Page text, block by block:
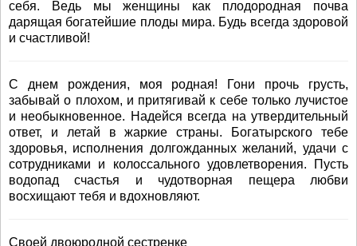
себя. Ведь мы женщины как плодородная почва
дарящая богатейшие плоды мира. Будь всегда здоровой
и счастливой!
С днем рождения, моя родная! Гони прочь грусть,
забывай о плохом, и притягивай к себе только лучистое
и необыкновенное. Надейся всегда на утвердительный
ответ, и летай в жаркие страны. Богатырского тебе
здоровья, исполнения долгожданных желаний, удачи с
сотрудниками и колоссального удовлетворения. Пусть
водопад счастья и чудотворная пещера любви
восхищают тебя и вдохновляют.
Своей двоюродной сестренке